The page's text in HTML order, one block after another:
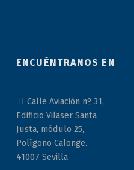
ENCUÉNTRANOS EN
Calle Aviación nº 31,
Edificio Vilaser Santa
Justa, módulo 25,
Polígono Calonge.
41007 Sevilla